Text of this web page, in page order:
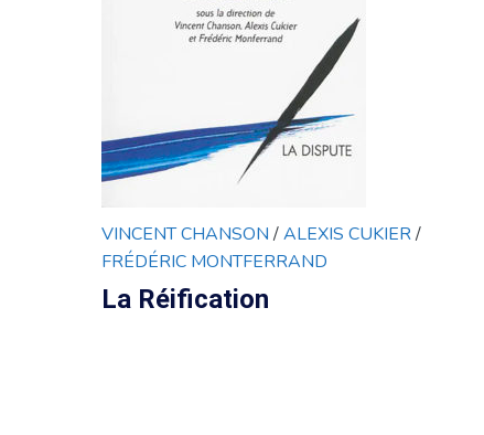
VINCENT CHANSON /ALEXIS CUKIER/
FRÉDÉRIC MONTFERRAND
La Réification